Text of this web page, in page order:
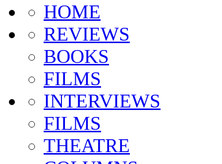
HOME
REVIEWS
BOOKS
FILMS
INTERVIEWS
FILMS
THEATRE